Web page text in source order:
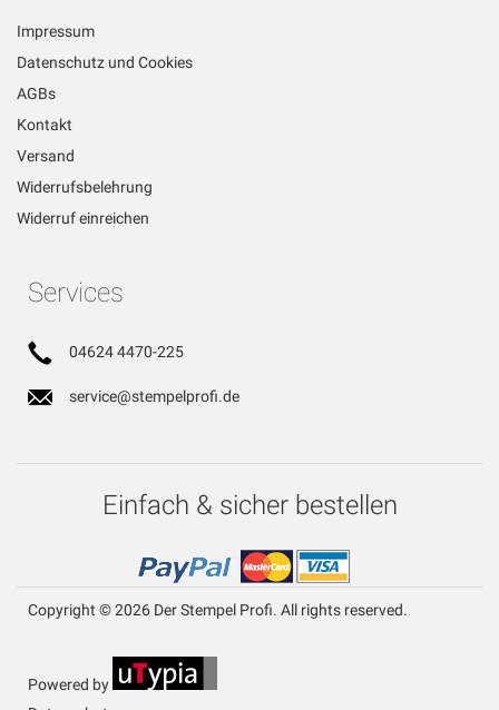
Impressum
Datenschutz und Cookies
AGBs
Kontakt
Versand
Widerrufsbelehrung
Widerruf einreichen
Services
04624 4470-225
service@stempelprofi.de
Einfach & sicher bestellen
Copyright © 2026 Der Stempel Profi. All rights reserved.
Powered by